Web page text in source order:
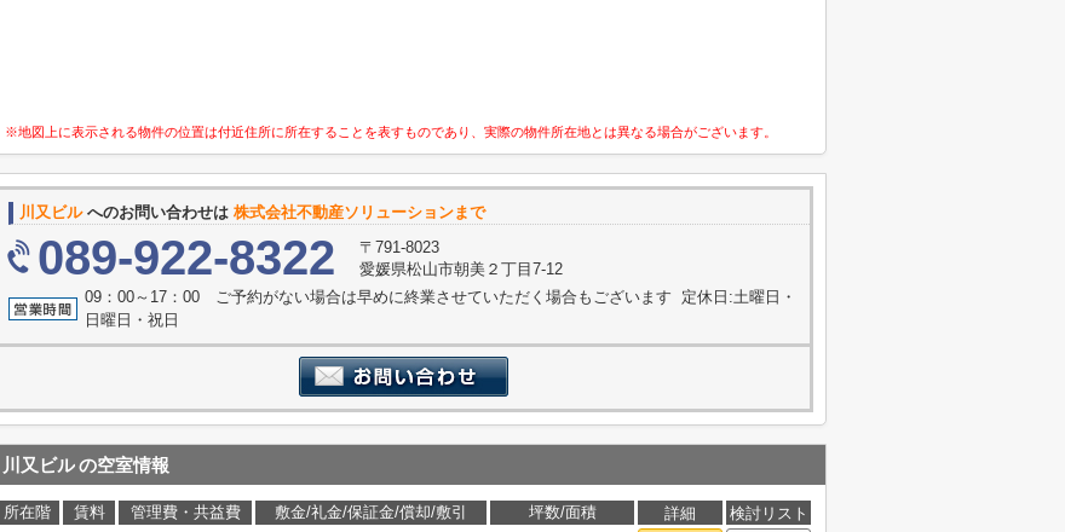
※地図上に表示される物件の位置は付近住所に所在することを表すものであり、実際の物件所在地とは異なる場合がございます。
川又ビルへのお問い合わせは 株式会社不動産ソリューションまで
089-922-8322
〒791-8023
愛媛県松山市朝美２丁目7-12
09：00～17：00 ご予約がない場合は早めに終業させていただく場合もございます 定休日:土曜日・
日曜日・祝日
川又ビルの空室情報
所在階 賃料 管理費・共益費 敷金/礼金/保証金/償却/敷引 坪数/面積 詳細
検討リスト